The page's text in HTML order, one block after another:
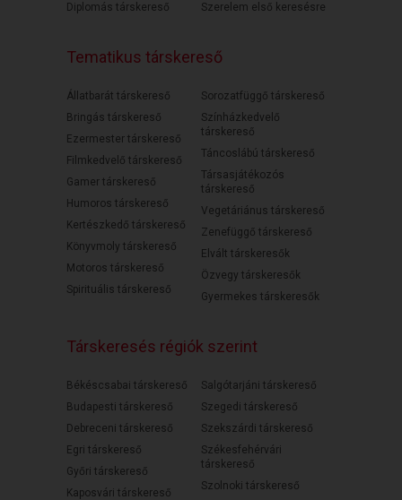
Diplomás társkereső
Szerelem első keresésre
Tematikus társkereső
Állatbarát társkereső
Bringás társkereső
Ezermester társkereső
Filmkedvelő társkereső
Gamer társkereső
Humoros társkereső
Kertészkedő társkereső
Könyvmoly társkereső
Motoros társkereső
Spirituális társkereső
Sorozatfüggő társkereső
Színházkedvelő
társkereső
Táncoslábú társkereső
Társasjátékozós
társkereső
Vegetáriánus társkereső
Zenefüggő társkereső
Elvált társkeresők
Özvegy társkeresők
Gyermekes társkeresők
Társkeresés régiók szerint
Békéscsabai társkereső
Budapesti társkereső
Debreceni társkereső
Egri társkereső
Győri társkereső
Kaposvári társkereső
Salgótarjáni társkereső
Szegedi társkereső
Szekszárdi társkereső
Székesfehérvári
társkereső
Szolnoki társkereső